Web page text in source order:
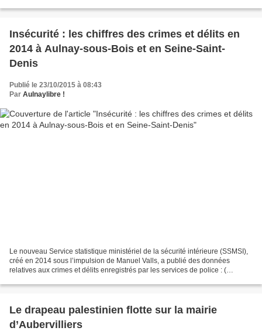
Insécurité : les chiffres des crimes et délits en
2014 à Aulnay-sous-Bois et en Seine-Saint-
Denis
Publié le 23/10/2015 à 08:43
Par Aulnaylibre !
Le nouveau Service statistique ministériel de la sécurité intérieure (SSMSI),
créé en 2014 sous l’impulsion de Manuel Valls, a publié des données
relatives aux crimes et délits enregistrés par les services de police : (
Le drapeau palestinien flotte sur la mairie
d’Aubervilliers